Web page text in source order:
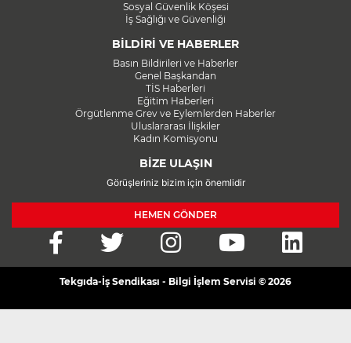
Sosyal Güvenlik Köşesi
İş Sağlığı ve Güvenliği
BİLDİRİ VE HABERLER
Basın Bildirileri ve Haberler
Genel Başkandan
TİS Haberleri
Eğitim Haberleri
Örgütlenme Grev ve Eylemlerden Haberler
Uluslararası İlişkiler
Kadın Komisyonu
BİZE ULAŞIN
Görüşleriniz bizim için önemlidir
HEMEN GÖNDER
Tekgıda-İş Sendikası - Bilgi İşlem Servisi © 2026